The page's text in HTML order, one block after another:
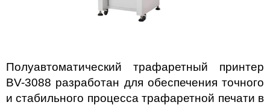
Полуавтоматический трафаретный принтер
BV-3088 разработан для обеспечения точного
и стабильного процесса трафаретной печати в